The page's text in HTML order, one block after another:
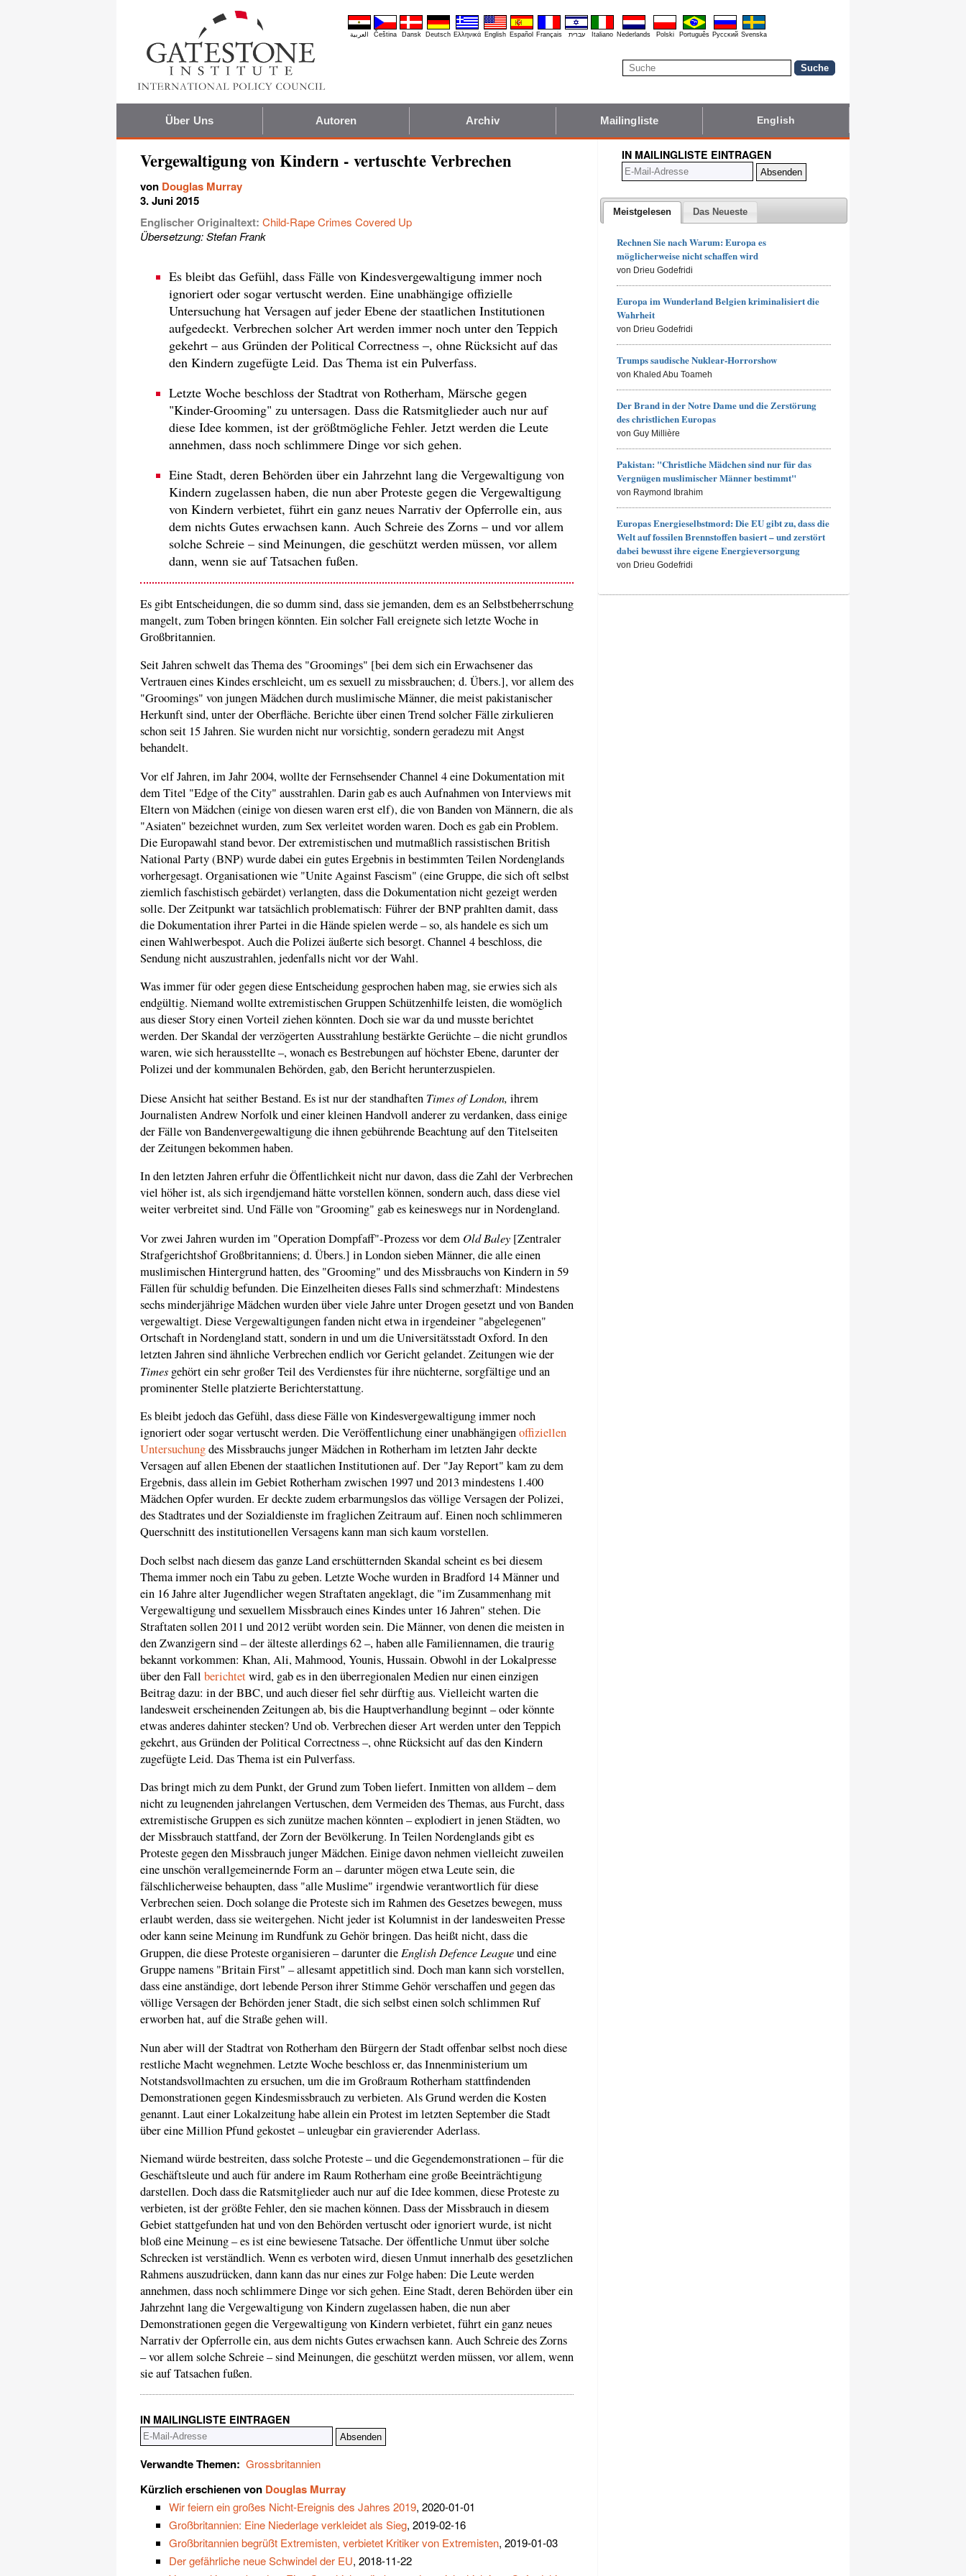
العربية Čeština Dansk Deutsch Ελληνικά English Español Français עברית Italiano Nederlands Polski Português Pyccĸий Svenska
Über Uns Autoren Archiv Mailingliste English
Vergewaltigung von Kindern - vertuschte Verbrechen
von Douglas Murray
3. Juni 2015
Englischer Originaltext: Child-Rape Crimes Covered Up
Übersetzung: Stefan Frank
Es bleibt das Gefühl, dass Fälle von Kindesvergewaltigung immer noch
ignoriert oder sogar vertuscht werden. Eine unabhängige offizielle
Untersuchung hat Versagen auf jeder Ebene der staatlichen Institutionen
aufgedeckt. Verbrechen solcher Art werden immer noch unter den Teppich
gekehrt – aus Gründen der Political Correctness –, ohne Rücksicht auf das
den Kindern zugefügte Leid. Das Thema ist ein Pulverfass.
Letzte Woche beschloss der Stadtrat von Rotherham, Märsche gegen
"Kinder-Grooming" zu untersagen. Dass die Ratsmitglieder auch nur auf
diese Idee kommen, ist der größtmögliche Fehler. Jetzt werden die Leute
annehmen, dass noch schlimmere Dinge vor sich gehen.
Eine Stadt, deren Behörden über ein Jahrzehnt lang die Vergewaltigung von
Kindern zugelassen haben, die nun aber Proteste gegen die Vergewaltigung
von Kindern verbietet, führt ein ganz neues Narrativ der Opferrolle ein, aus
dem nichts Gutes erwachsen kann. Auch Schreie des Zorns – und vor allem
solche Schreie – sind Meinungen, die geschützt werden müssen, vor allem
dann, wenn sie auf Tatsachen fußen.
Es gibt Entscheidungen, die so dumm sind, dass sie jemanden, dem es an Selbstbeherrschung
mangelt, zum Toben bringen könnten. Ein solcher Fall ereignete sich letzte Woche in
Großbritannien.
Seit Jahren schwelt das Thema des "Groomings" [bei dem sich ein Erwachsener das
Vertrauen eines Kindes erschleicht, um es sexuell zu missbrauchen; d. Übers.], vor allem des
"Groomings" von jungen Mädchen durch muslimische Männer, die meist pakistanischer
Herkunft sind, unter der Oberfläche. Berichte über einen Trend solcher Fälle zirkulieren
schon seit 15 Jahren. Sie wurden nicht nur vorsichtig, sondern geradezu mit Angst
behandelt.
Vor elf Jahren, im Jahr 2004, wollte der Fernsehsender Channel 4 eine Dokumentation mit
dem Titel "Edge of the City" ausstrahlen. Darin gab es auch Aufnahmen von Interviews mit
Eltern von Mädchen (einige von diesen waren erst elf), die von Banden von Männern, die als
"Asiaten" bezeichnet wurden, zum Sex verleitet worden waren. Doch es gab ein Problem.
Die Europawahl stand bevor. Der extremistischen und mutmaßlich rassistischen British
National Party (BNP) wurde dabei ein gutes Ergebnis in bestimmten Teilen Nordenglands
vorhergesagt. Organisationen wie "Unite Against Fascism" (eine Gruppe, die sich oft selbst
ziemlich faschistisch gebärdet) verlangten, dass die Dokumentation nicht gezeigt werden
solle. Der Zeitpunkt war tatsächlich problematisch: Führer der BNP prahlten damit, dass
die Dokumentation ihrer Partei in die Hände spielen werde – so, als handele es sich um
einen Wahlwerbespot. Auch die Polizei äußerte sich besorgt. Channel 4 beschloss, die
Sendung nicht auszustrahlen, jedenfalls nicht vor der Wahl.
Was immer für oder gegen diese Entscheidung gesprochen haben mag, sie erwies sich als
endgültig. Niemand wollte extremistischen Gruppen Schützenhilfe leisten, die womöglich
aus dieser Story einen Vorteil ziehen könnten. Doch sie war da und musste berichtet
werden. Der Skandal der verzögerten Ausstrahlung bestärkte Gerüchte – die nicht grundlos
waren, wie sich herausstellte –, wonach es Bestrebungen auf höchster Ebene, darunter der
Polizei und der kommunalen Behörden, gab, den Bericht herunterzuspielen.
Diese Ansicht hat seither Bestand. Es ist nur der standhaften Times of London, ihrem
Journalisten Andrew Norfolk und einer kleinen Handvoll anderer zu verdanken, dass einige
der Fälle von Bandenvergewaltigung die ihnen gebührende Beachtung auf den Titelseiten
der Zeitungen bekommen haben.
In den letzten Jahren erfuhr die Öffentlichkeit nicht nur davon, dass die Zahl der Verbrechen
viel höher ist, als sich irgendjemand hätte vorstellen können, sondern auch, dass diese viel
weiter verbreitet sind. Und Fälle von "Grooming" gab es keineswegs nur in Nordengland.
Vor zwei Jahren wurden im "Operation Dompfaff"-Prozess vor dem Old Baley [Zentraler
Strafgerichtshof Großbritanniens; d. Übers.] in London sieben Männer, die alle einen
muslimischen Hintergrund hatten, des "Grooming" und des Missbrauchs von Kindern in 59
Fällen für schuldig befunden. Die Einzelheiten dieses Falls sind schmerzhaft: Mindestens
sechs minderjährige Mädchen wurden über viele Jahre unter Drogen gesetzt und von Banden
vergewaltigt. Diese Vergewaltigungen fanden nicht etwa in irgendeiner "abgelegenen"
Ortschaft in Nordengland statt, sondern in und um die Universitätsstadt Oxford. In den
letzten Jahren sind ähnliche Verbrechen endlich vor Gericht gelandet. Zeitungen wie der
Times gehört ein sehr großer Teil des Verdienstes für ihre nüchterne, sorgfältige und an
prominenter Stelle platzierte Berichterstattung.
Es bleibt jedoch das Gefühl, dass diese Fälle von Kindesvergewaltigung immer noch
ignoriert oder sogar vertuscht werden. Die Veröffentlichung einer unabhängigenoffiziellen
Untersuchungdes Missbrauchs junger Mädchen in Rotherham im letzten Jahr deckte
Versagen auf allen Ebenen der staatlichen Institutionen auf. Der "Jay Report" kam zu dem
Ergebnis, dass allein im Gebiet Rotherham zwischen 1997 und 2013 mindestens 1.400
Mädchen Opfer wurden. Er deckte zudem erbarmungslos das völlige Versagen der Polizei,
des Stadtrates und der Sozialdienste im fraglichen Zeitraum auf. Einen noch schlimmeren
Querschnitt des institutionellen Versagens kann man sich kaum vorstellen.
Doch selbst nach diesem das ganze Land erschütternden Skandal scheint es bei diesem
Thema immer noch ein Tabu zu geben. Letzte Woche wurden in Bradford 14 Männer und
ein 16 Jahre alter Jugendlicher wegen Straftaten angeklagt, die "im Zusammenhang mit
Vergewaltigung und sexuellem Missbrauch eines Kindes unter 16 Jahren" stehen. Die
Straftaten sollen 2011 und 2012 verübt worden sein. Die Männer, von denen die meisten in
den Zwanzigern sind – der älteste allerdings 62 –, haben alle Familiennamen, die traurig
bekannt vorkommen: Khan, Ali, Mahmood, Younis, Hussain. Obwohl in der Lokalpresse
über den Fall berichtetwird, gab es in den überregionalen Medien nur einen einzigen
Beitrag dazu: in der BBC, und auch dieser fiel sehr dürftig aus. Vielleicht warten die
landesweit erscheinenden Zeitungen ab, bis die Hauptverhandlung beginnt – oder könnte
etwas anderes dahinter stecken? Und ob. Verbrechen dieser Art werden unter den Teppich
gekehrt, aus Gründen der Political Correctness –, ohne Rücksicht auf das den Kindern
zugefügte Leid. Das Thema ist ein Pulverfass.
Das bringt mich zu dem Punkt, der Grund zum Toben liefert. Inmitten von alldem – dem
nicht zu leugnenden jahrelangen Vertuschen, dem Vermeiden des Themas, aus Furcht, dass
extremistische Gruppen es sich zunütze machen könnten – explodiert in jenen Städten, wo
der Missbrauch stattfand, der Zorn der Bevölkerung. In Teilen Nordenglands gibt es
Proteste gegen den Missbrauch junger Mädchen. Einige davon nehmen vielleicht zuweilen
eine unschön verallgemeinernde Form an – darunter mögen etwa Leute sein, die
fälschlicherweise behaupten, dass "alle Muslime" irgendwie verantwortlich für diese
Verbrechen seien. Doch solange die Proteste sich im Rahmen des Gesetzes bewegen, muss
erlaubt werden, dass sie weitergehen. Nicht jeder ist Kolumnist in der landesweiten Presse
oder kann seine Meinung im Rundfunk zu Gehör bringen. Das heißt nicht, dass die
Gruppen, die diese Proteste organisieren – darunter die English Defence Leagueund eine
Gruppe namens "Britain First" – allesamt appetitlich sind. Doch man kann sich vorstellen,
dass eine anständige, dort lebende Person ihrer Stimme Gehör verschaffen und gegen das
völlige Versagen der Behörden jener Stadt, die sich selbst einen solch schlimmen Ruf
erworben hat, auf die Straße gehen will.
Nun aber will der Stadtrat von Rotherham den Bürgern der Stadt offenbar selbst noch diese
restliche Macht wegnehmen. Letzte Woche beschloss er, das Innenministerium um
Notstandsvollmachten zu ersuchen, um die im Großraum Rotherham stattfindenden
Demonstrationen gegen Kindesmissbrauch zu verbieten. Als Grund werden die Kosten
genannt. Laut einer Lokalzeitung habe allein ein Protest im letzten September die Stadt
über eine Million Pfund gekostet – unleugbar ein gravierender Aderlass.
Niemand würde bestreiten, dass solche Proteste – und die Gegendemonstrationen – für die
Geschäftsleute und auch für andere im Raum Rotherham eine große Beeinträchtigung
darstellen. Doch dass die Ratsmitglieder auch nur auf die Idee kommen, diese Proteste zu
verbieten, ist der größte Fehler, den sie machen können. Dass der Missbrauch in diesem
Gebiet stattgefunden hat und von den Behörden vertuscht oder ignoriert wurde, ist nicht
bloß eine Meinung – es ist eine bewiesene Tatsache. Der öffentliche Unmut über solche
Schrecken ist verständlich. Wenn es verboten wird, diesen Unmut innerhalb des gesetzlichen
Rahmens auszudrücken, dann kann das nur eines zur Folge haben: Die Leute werden
annehmen, dass noch schlimmere Dinge vor sich gehen. Eine Stadt, deren Behörden über ein
Jahrzehnt lang die Vergewaltigung von Kindern zugelassen haben, die nun aber
Demonstrationen gegen die Vergewaltigung von Kindern verbietet, führt ein ganz neues
Narrativ der Opferrolle ein, aus dem nichts Gutes erwachsen kann. Auch Schreie des Zorns
– vor allem solche Schreie – sind Meinungen, die geschützt werden müssen, vor allem, wenn
sie auf Tatsachen fußen.
IN MAILINGLISTE EINTRAGEN
Verwandte Themen: Grossbritannien
Kürzlich erschienen von Douglas Murray
Wir feiern ein großes Nicht-Ereignis des Jahres 2019, 2020-01-01
Großbritannien: Eine Niederlage verkleidet als Sieg, 2019-02-16
Großbritannien begrüßt Extremisten, verbietet Kritiker von Extremisten, 2019-01-03
Der gefährliche neue Schwindel der EU, 2018-11-22
IN MAILINGLISTE EINTRAGEN
Meistgelesen Das Neueste
Rechnen Sie nach Warum: Europa es
möglicherweise nicht schaffen wird
von Drieu Godefridi
Europa im Wunderland Belgien kriminalisiert die
Wahrheit
von Drieu Godefridi
Trumps saudische Nuklear-Horrorshow
von Khaled Abu Toameh
Der Brand in der Notre Dame und die Zerstörung
des christlichen Europas
von Guy Millière
Pakistan: "Christliche Mädchen sind nur für das
Vergnügen muslimischer Männer bestimmt"
von Raymond Ibrahim
Europas Energieselbstmord: Die EU gibt zu, dass die
Welt auf fossilen Brennstoffen basiert – und zerstört
dabei bewusst ihre eigene Energieversorgung
von Drieu Godefridi